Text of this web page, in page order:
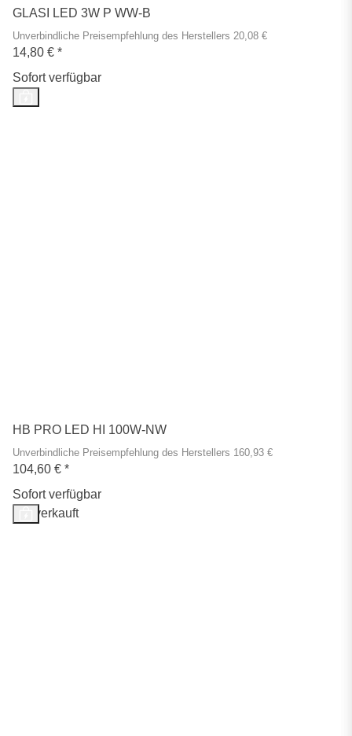
GLASI LED 3W P WW-B
Unverbindliche Preisempfehlung des Herstellers 20,08 €
14,80 € *
Sofort verfügbar
HB PRO LED HI 100W-NW
Unverbindliche Preisempfehlung des Herstellers 160,93 €
104,60 € *
Sofort verfügbar
Ausverkauft